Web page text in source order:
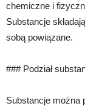
chemiczne i
Substancje
sobą powiązane.
### Podział
Substancje można